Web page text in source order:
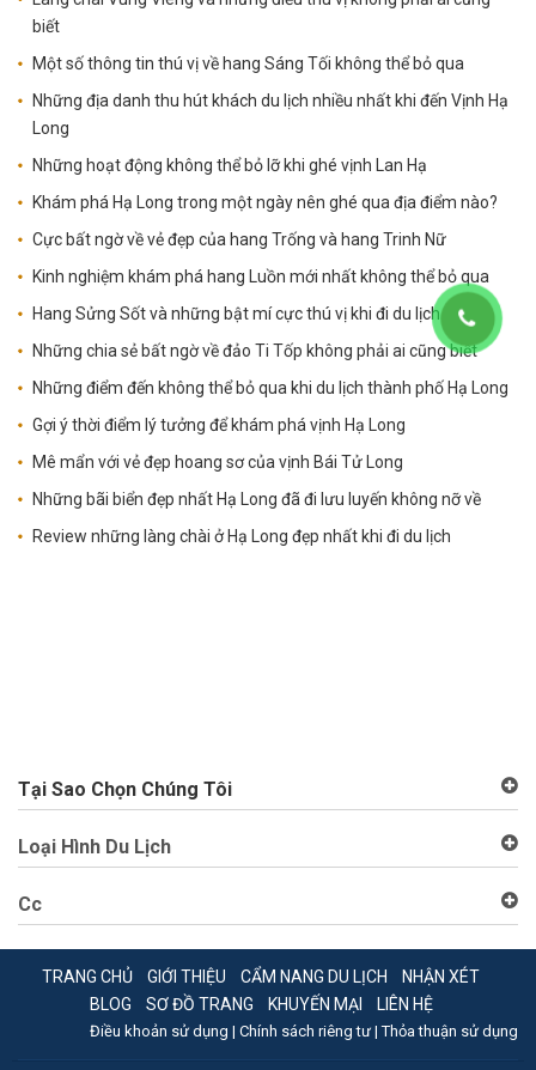
biết
Một số thông tin thú vị về hang Sáng Tối không thể bỏ qua
Những địa danh thu hút khách du lịch nhiều nhất khi đến Vịnh Hạ
Long
Những hoạt động không thể bỏ lỡ khi ghé vịnh Lan Hạ
Khám phá Hạ Long trong một ngày nên ghé qua địa điểm nào?
Cực bất ngờ về vẻ đẹp của hang Trống và hang Trinh Nữ
Kinh nghiệm khám phá hang Luồn mới nhất không thể bỏ qua
Hang Sửng Sốt và những bật mí cực thú vị khi đi du lịch
Những chia sẻ bất ngờ về đảo Ti Tốp không phải ai cũng biết
Những điểm đến không thể bỏ qua khi du lịch thành phố Hạ Long
Gợi ý thời điểm lý tưởng để khám phá vịnh Hạ Long
Mê mẩn với vẻ đẹp hoang sơ của vịnh Bái Tử Long
Những bãi biển đẹp nhất Hạ Long đã đi lưu luyến không nỡ về
Review những làng chài ở Hạ Long đẹp nhất khi đi du lịch
Tại Sao Chọn Chúng Tôi
Loại Hình Du Lịch
Cc
TRANG CHỦ GIỚI THIỆU CẨM NANG DU LỊCH
NHẬN XÉT
BLOG
SƠ ĐỒ TRANG KHUYẾN MẠI LIÊN HỆ
Điều khoản sử dụng | Chính sách riêng tư |Thỏa thuận sử dụng